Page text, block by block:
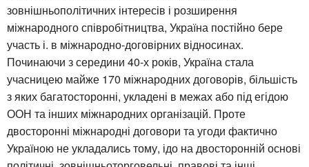
зовнішньополітичних інтересів і розширення
міжнародного співробітництва, Україна постійно бере
участь і. в міжнародно-договірних відносинах.
Починаючи з середини 40-х років, Україна стала
учасницею майже 170 міжнародних договорів, більшість
з яких багатосторонні, укладені в межах або під егідою
ООН та інших міжнародних організацій. Проте
двосторонні міжнародні договори та угоди фактично
Україною не укладались тому, ідо на двосторонній основі